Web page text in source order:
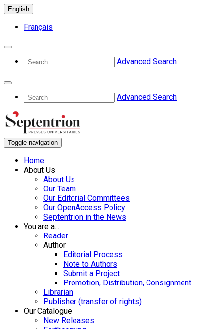
English
Français
Advanced Search
Advanced Search
Toggle navigation
Home
About Us
About Us
Our Team
Our Editorial Committees
Our OpenAccess Policy
Septentrion in the News
You are a...
Reader
Author
Editorial Process
Note to Authors
Submit a Project
Promotion, Distribution, Consignment
Librarian
Publisher (transfer of rights)
Our Catalogue
New Releases